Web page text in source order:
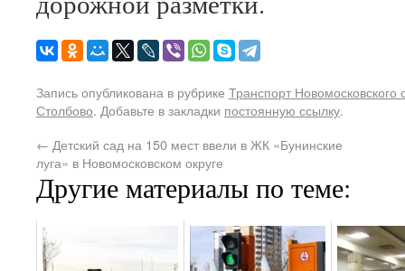
Запись опубликована в рубрике Транспорт Новомосковского
Столбово. Добавьте в закладки постоянную ссылку.
← Детский сад на 150 мест ввели в ЖК «Бунинские
луга» в Новомосковском округе
Другие материалы по теме: